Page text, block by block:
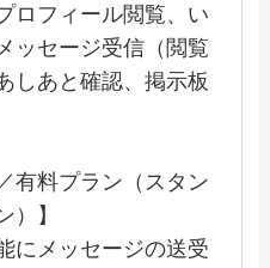
ロフィール閲覧、い
ッセージ受信（閲覧
しあと確認、掲示板
有料プラン（スタン
）】
にメッセージの送受